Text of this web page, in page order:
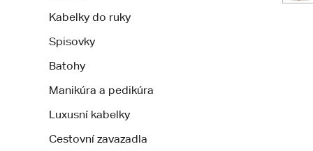
Kabelky do ruky
Spisovky
Batohy
Manikúra a pedikúra
Luxusní kabelky
Cestovní zavazadla